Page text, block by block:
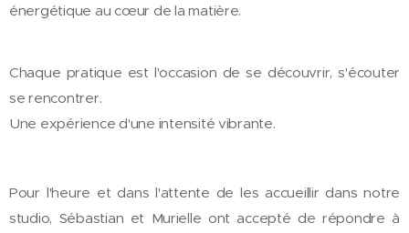
énergétique au cœur de la matière.
Chaque pratique est l'occasion de se découvrir, s'écouter
se rencontrer.
Une expérience d'une intensité vibrante.
Pour l'heure et dans l'attente de les accueillir dans notre
studio, Sébastian et Murielle ont accepté de répondre à